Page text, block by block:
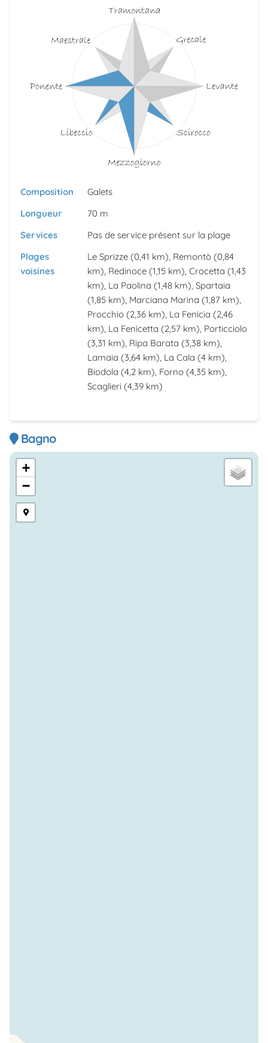
Composition
Galets
Longueur
70 m
Services
Pas de service présent sur la plage
Plages
voisines
Le Sprizze (0,41 km), Remontò (0,84
km), Redinoce (1,15 km), Crocetta (1,43
km), La Paolina (1,48 km), Spartaia
(1,85 km), Marciana Marina (1,87 km),
Procchio (2,36 km), La Fenicia (2,46
km), La Fenicetta (2,57 km), Porticciolo
(3,31 km), Ripa Barata (3,38 km),
Lamaia (3,64 km), La Cala (4 km),
Biodola (4,2 km), Forno (4,35 km),
Scaglieri (4,39 km)
Bagno
+
−